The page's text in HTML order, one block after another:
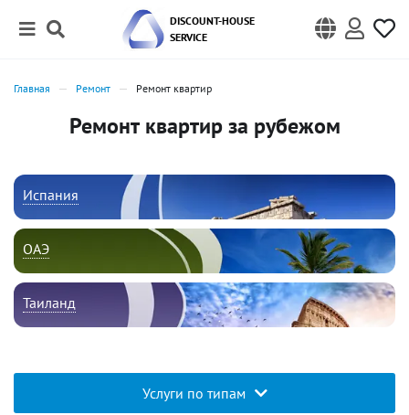
DISCOUNT-HOUSE
SERVICE
Главная Ремонт Ремонт квартир
Ремонт квартир за рубежом
Испания
ОАЭ
Таиланд
Услуги по типам